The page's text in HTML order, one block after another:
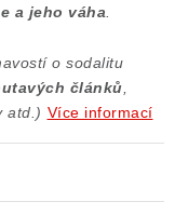
a jeho váha
o sodalitu
článků
atd.) Více informací